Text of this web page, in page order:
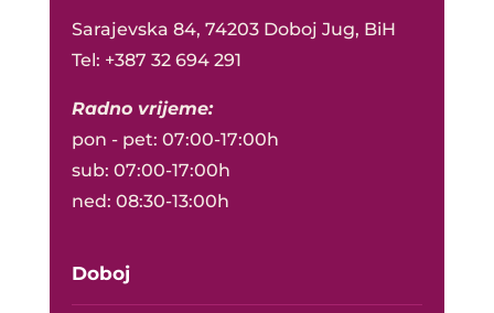
Sarajevska 84, 74203 Doboj Jug, BiH
Tel: +387 32 694 291
Radno vrijeme:
pon - pet: 07:00-17:00h
sub: 07:00-17:00h
ned: 08:30-13:00h
Doboj